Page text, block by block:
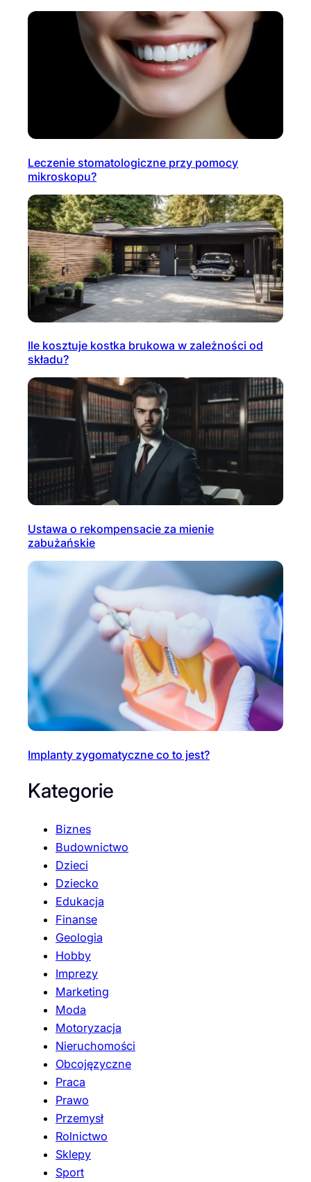
Leczenie stomatologiczne przy pomocy
mikroskopu?
Ile kosztuje kostka brukowa w zależności od
składu?
Ustawa o rekompensacie za mienie
zabużańskie
Implanty zygomatyczne co to jest?
Kategorie
Biznes
Budownictwo
Dzieci
Dziecko
Edukacja
Finanse
Geologia
Hobby
Imprezy
Marketing
Moda
Motoryzacja
Nieruchomości
Obcojęzyczne
Praca
Prawo
Przemysł
Rolnictwo
Sklepy
Sport